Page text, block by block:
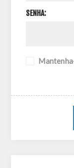
SENHA: